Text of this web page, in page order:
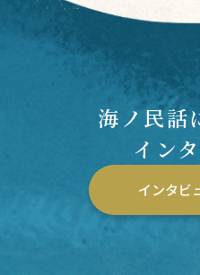
海ノ民話
イン
インタビ